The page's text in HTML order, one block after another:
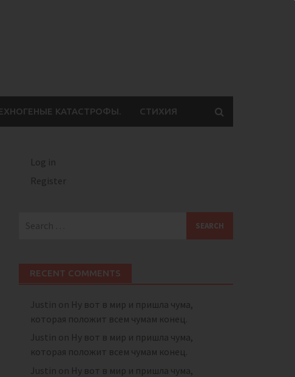
КАТАСТРОФЫ. СТИХИЯ
Log in
Register
RECENT COMMENTS
Justin on Ну вот в мир и пришла чума,
которая положит всем чумам конец.
Justin on Ну вот в мир и пришла чума,
которая положит всем чумам конец.
Justin on Ну вот в мир и пришла чума,